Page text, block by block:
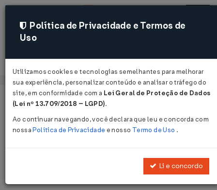
Acessar
Página Inicial Legislações
Convênio ICMS Nº 151 DE
Política de Privacidade e Termos de
Uso
Utilizamos cookies e tecnologias semelhantes para melhorar
sua experiência, personalizar conteúdo e analisar o tráfego do
site, em conformidade com a Lei Geral de Proteção de Dados
(Lei nº 13.709/2018 – LGPD).
Ao continuar navegando, você declara que leu e concorda com
nossaPolítica de Privacidade e nosso Termo de Uso .
Li e concordo